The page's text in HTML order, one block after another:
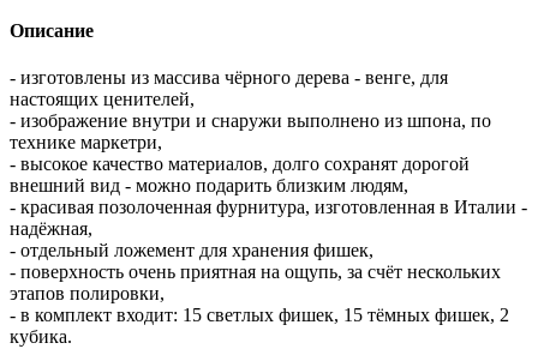
Описание
- изготовлены из массива чёрного дерева - венге, для
настоящих ценителей,
- изображение внутри и снаружи выполнено из шпона, по
технике маркетри,
- высокое качество материалов, долго сохранят дорогой
внешний вид - можно подарить близким людям,
- красивая позолоченная фурнитура, изготовленная в Италии -
надёжная,
- отдельный ложемент для хранения фишек,
- поверхность очень приятная на ощупь, за счёт нескольких
этапов полировки,
- в комплект входит: 15 светлых фишек, 15 тёмных фишек, 2
кубика.